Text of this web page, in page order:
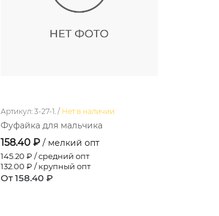
Артикул: 3-27-1. / Нет в наличии
Фуфайка для мальчика
158.40 ₽ / мелкий опт
145.20 ₽ / средний опт
132.00 ₽ / крупный опт
От 158.40 ₽